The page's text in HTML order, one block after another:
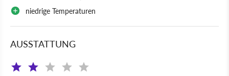
niedrige Temperaturen
AUSSTATTUNG